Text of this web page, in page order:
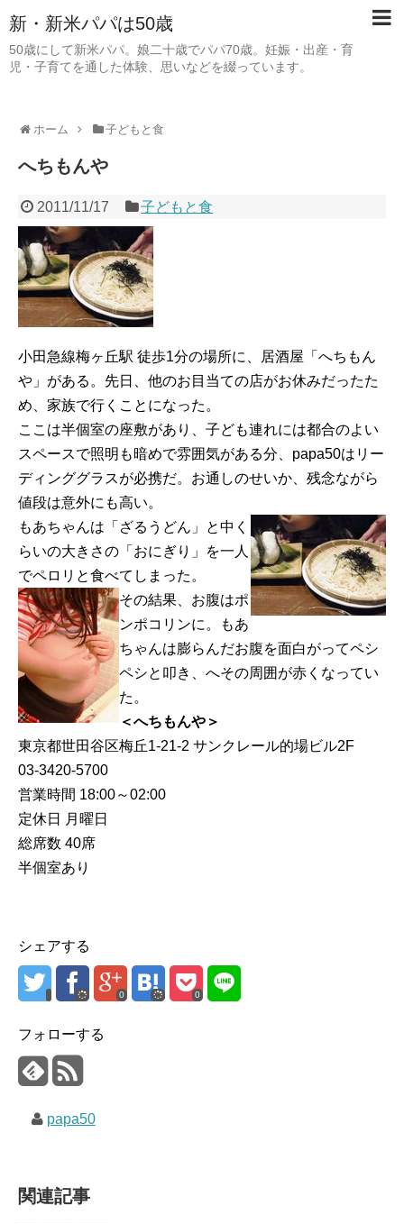
新・新米パパは50歳
50歳にして新米パパ。娘二十歳でパパ70歳。妊娠・出産・育
児・子育てを通した体験、思いなどを綴っています。
ホーム 子どもと食
へちもんや
2011/11/17 子どもと食
小田急線梅ヶ丘駅 徒歩1分の場所に、居酒屋「へちもん
や」がある。先日、他のお目当ての店がお休みだったた
め、家族で行くことになった。
ここは半個室の座敷があり、子ども連れには都合のよい
スペースで照明も暗めで雰囲気がある分、papa50はリー
ディンググラスが必携だ。お通しのせいか、残念ながら
値段は意外にも高い。
もあちゃんは「ざるうどん」と中く
らいの大きさの「おにぎり」を一人
でペロリと食べてしまった。
その結果、お腹はポ
ンポコリンに。もあ
ちゃんは膨らんだお腹を面白がってペシ
ペシと叩き、へその周囲が赤くなってい
た。
＜へちもんや＞
東京都世田谷区梅丘1-21-2 サンクレール的場ビル2F
03-3420-5700
営業時間 18:00～02:00
定休日 月曜日
総席数 40席
半個室あり
シェアする
0 0
フォローする
papa50
関連記事